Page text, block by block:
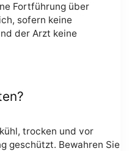
Fortführung über
sofern keine
der Arzt keine
trocken und vor
geschützt. Bewahren Sie